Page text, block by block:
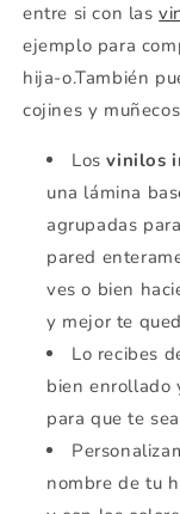
entre si con las
ejemplo para
hija-o.También
cojines y
Losvinilos
una lámina
agrupadas
pared
ves o bien
y mejor te
Lo recibes
bien enrollado
para que te
nombre de tu